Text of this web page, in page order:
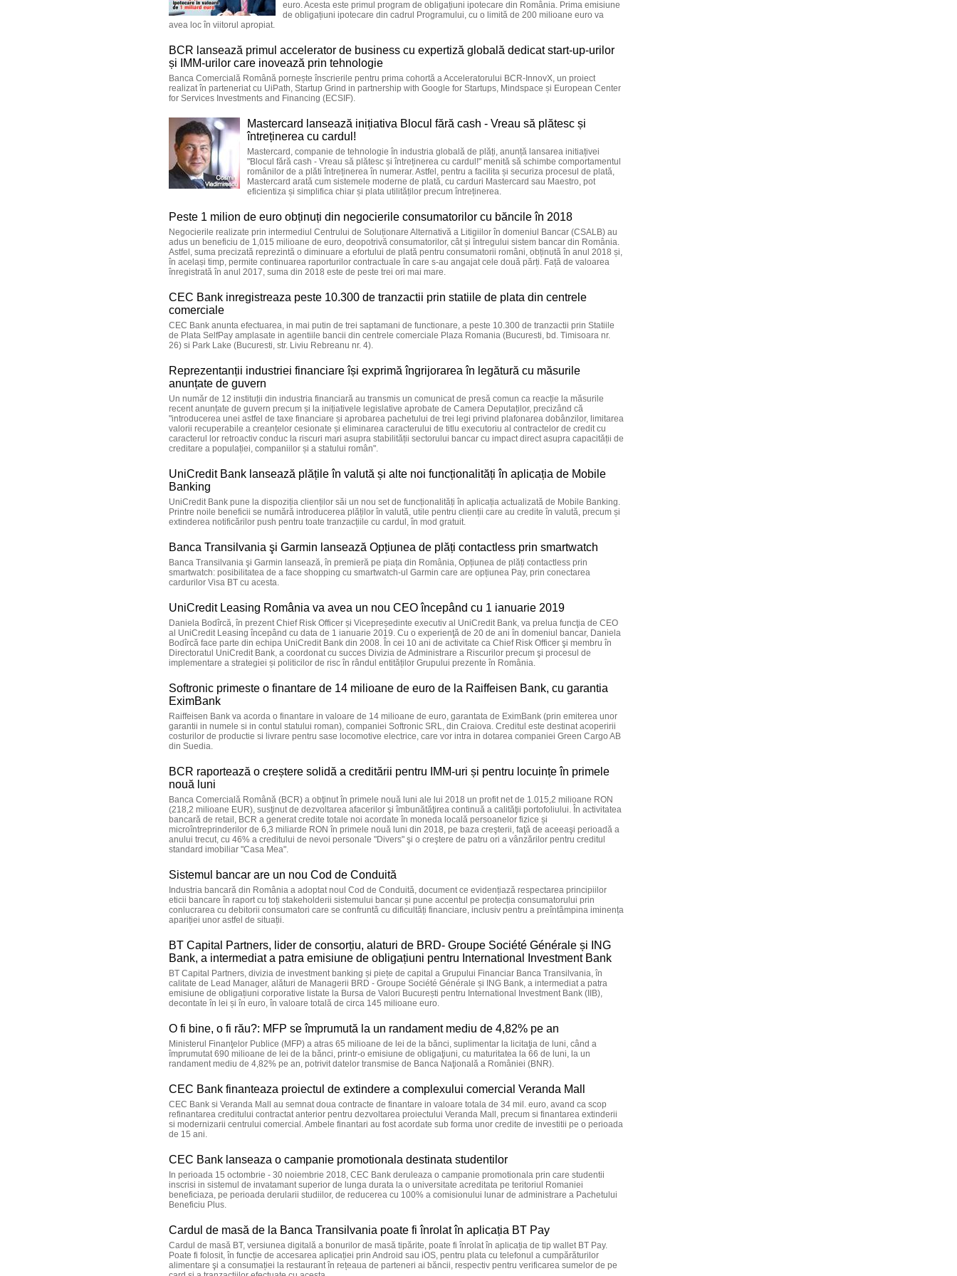
euro. Acesta este primul program de obligațiuni ipotecare din România. Prima emisiune
de obligațiuni ipotecare din cadrul Programului, cu o limită de 200 milioane euro va
avea loc în viitorul apropiat.
BCR lansează primul accelerator de business cu expertiză globală dedicat start-up-urilor
și IMM-urilor care inovează prin tehnologie
Banca Comercială Română pornește înscrierile pentru prima cohortă a Acceleratorului BCR-InnovX, un proiect
realizat în parteneriat cu UiPath, Startup Grind in partnership with Google for Startups, Mindspace și European Center
for Services Investments and Financing (ECSIF).
Mastercard lansează inițiativa Blocul fără cash - Vreau să plătesc și
întreținerea cu cardul!
Mastercard, companie de tehnologie în industria globală de plăți, anunță lansarea initiațivei
"Blocul fără cash - Vreau să plătesc și întreținerea cu cardul!" menită să schimbe comportamentul
românilor de a plăti întreținerea în numerar. Astfel, pentru a facilita și securiza procesul de plată,
Mastercard arată cum sistemele moderne de plată, cu carduri Mastercard sau Maestro, pot
eficientiza și simplifica chiar și plata utilităților precum întreținerea.
Peste 1 milion de euro obținuți din negocierile consumatorilor cu băncile în 2018
Negocierile realizate prin intermediul Centrului de Soluționare Alternativă a Litigiilor în domeniul Bancar (CSALB) au
adus un beneficiu de 1,015 milioane de euro, deopotrivă consumatorilor, cât și întregului sistem bancar din România.
Astfel, suma precizată reprezintă o diminuare a efortului de plată pentru consumatorii români, obținută în anul 2018 și,
în același timp, permite continuarea raporturilor contractuale în care s-au angajat cele două părți. Față de valoarea
înregistrată în anul 2017, suma din 2018 este de peste trei ori mai mare.
CEC Bank inregistreaza peste 10.300 de tranzactii prin statiile de plata din centrele
comerciale
CEC Bank anunta efectuarea, in mai putin de trei saptamani de functionare, a peste 10.300 de tranzactii prin Statiile
de Plata SelfPay amplasate in agentiile bancii din centrele comerciale Plaza Romania (Bucuresti, bd. Timisoara nr.
26) si Park Lake (Bucuresti, str. Liviu Rebreanu nr. 4).
Reprezentanții industriei financiare își exprimă îngrijorarea în legătură cu măsurile
anunțate de guvern
Un număr de 12 instituții din industria financiară au transmis un comunicat de presă comun ca reacție la măsurile
recent anunțate de guvern precum și la inițiativele legislative aprobate de Camera Deputaților, precizând că
"introducerea unei astfel de taxe financiare și aprobarea pachetului de trei legi privind plafonarea dobânzilor, limitarea
valorii recuperabile a creanțelor cesionate și eliminarea caracterului de titlu executoriu al contractelor de credit cu
caracterul lor retroactiv conduc la riscuri mari asupra stabilității sectorului bancar cu impact direct asupra capacității de
creditare a populației, companiilor și a statului român".
UniCredit Bank lansează plățile în valută și alte noi funcționalități în aplicația de Mobile
Banking
UniCredit Bank pune la dispoziția clienților săi un nou set de funcționalități în aplicația actualizată de Mobile Banking.
Printre noile beneficii se numără introducerea plăților în valută, utile pentru clienții care au credite în valută, precum și
extinderea notificărilor push pentru toate tranzacțiile cu cardul, în mod gratuit.
Banca Transilvania şi Garmin lansează Opțiunea de plăți contactless prin smartwatch
Banca Transilvania şi Garmin lansează, în premieră pe piața din România, Opțiunea de plăți contactless prin
smartwatch: posibilitatea de a face shopping cu smartwatch-ul Garmin care are opțiunea Pay, prin conectarea
cardurilor Visa BT cu acesta.
UniCredit Leasing România va avea un nou CEO începând cu 1 ianuarie 2019
Daniela Bodîrcă, în prezent Chief Risk Officer și Vicepreședinte executiv al UniCredit Bank, va prelua funcţia de CEO
al UniCredit Leasing începând cu data de 1 ianuarie 2019. Cu o experienţă de 20 de ani în domeniul bancar, Daniela
Bodîrcă face parte din echipa UniCredit Bank din 2008. În cei 10 ani de activitate ca Chief Risk Officer şi membru în
Directoratul UniCredit Bank, a coordonat cu succes Divizia de Administrare a Riscurilor precum şi procesul de
implementare a strategiei și politicilor de risc în rândul entităților Grupului prezente în România.
Softronic primeste o finantare de 14 milioane de euro de la Raiffeisen Bank, cu garantia
EximBank
Raiffeisen Bank va acorda o finantare in valoare de 14 milioane de euro, garantata de EximBank (prin emiterea unor
garantii in numele si in contul statului roman), companiei Softronic SRL, din Craiova. Creditul este destinat acoperirii
costurilor de productie si livrare pentru sase locomotive electrice, care vor intra in dotarea companiei Green Cargo AB
din Suedia.
BCR raportează o creștere solidă a creditării pentru IMM-uri și pentru locuințe în primele
nouă luni
Banca Comercială Română (BCR) a obţinut în primele nouă luni ale lui 2018 un profit net de 1.015,2 milioane RON
(218,2 milioane EUR), susţinut de dezvoltarea afacerilor şi îmbunătăţirea continuă a calităţii portofoliului. În activitatea
bancară de retail, BCR a generat credite totale noi acordate în moneda locală persoanelor fizice și
microîntreprinderilor de 6,3 miliarde RON în primele nouă luni din 2018, pe baza creşterii, faţă de aceeaşi perioadă a
anului trecut, cu 46% a creditului de nevoi personale "Divers" şi o creştere de patru ori a vânzărilor pentru creditul
standard imobiliar "Casa Mea".
Sistemul bancar are un nou Cod de Conduită
Industria bancară din România a adoptat noul Cod de Conduită, document ce evidențiază respectarea principiilor
eticii bancare în raport cu toți stakeholderii sistemului bancar și pune accentul pe protecția consumatorului prin
conlucrarea cu debitorii consumatori care se confruntă cu dificultăți financiare, inclusiv pentru a preîntâmpina iminența
apariției unor astfel de situații.
BT Capital Partners, lider de consorțiu, alaturi de BRD- Groupe Société Générale și ING
Bank, a intermediat a patra emisiune de obligațiuni pentru International Investment Bank
BT Capital Partners, divizia de investment banking și piețe de capital a Grupului Financiar Banca Transilvania, în
calitate de Lead Manager, alături de Managerii BRD - Groupe Société Générale și ING Bank, a intermediat a patra
emisiune de obligațiuni corporative listate la Bursa de Valori București pentru International Investment Bank (IIB),
decontate în lei și în euro, în valoare totală de circa 145 milioane euro.
O fi bine, o fi rău?: MFP se împrumută la un randament mediu de 4,82% pe an
Ministerul Finanţelor Publice (MFP) a atras 65 milioane de lei de la bănci, suplimentar la licitaţia de luni, când a
împrumutat 690 milioane de lei de la bănci, printr-o emisiune de obligaţiuni, cu maturitatea la 66 de luni, la un
randament mediu de 4,82% pe an, potrivit datelor transmise de Banca Naţională a României (BNR).
CEC Bank finanteaza proiectul de extindere a complexului comercial Veranda Mall
CEC Bank si Veranda Mall au semnat doua contracte de finantare in valoare totala de 34 mil. euro, avand ca scop
refinantarea creditului contractat anterior pentru dezvoltarea proiectului Veranda Mall, precum si finantarea extinderii
si modernizarii centrului comercial. Ambele finantari au fost acordate sub forma unor credite de investitii pe o perioada
de 15 ani.
CEC Bank lanseaza o campanie promotionala destinata studentilor
In perioada 15 octombrie - 30 noiembrie 2018, CEC Bank deruleaza o campanie promotionala prin care studentii
inscrisi in sistemul de invatamant superior de lunga durata la o universitate acreditata pe teritoriul Romaniei
beneficiaza, pe perioada derularii studiilor, de reducerea cu 100% a comisionului lunar de administrare a Pachetului
Beneficiu Plus.
Cardul de masă de la Banca Transilvania poate fi înrolat în aplicația BT Pay
Cardul de masă BT, versiunea digitală a bonurilor de masă tipărite, poate fi înrolat în aplicația de tip wallet BT Pay.
Poate fi folosit, în funcție de accesarea aplicației prin Android sau iOS, pentru plata cu telefonul a cumpărăturilor
alimentare şi a consumației la restaurant în rețeaua de parteneri ai băncii, respectiv pentru verificarea sumelor de pe